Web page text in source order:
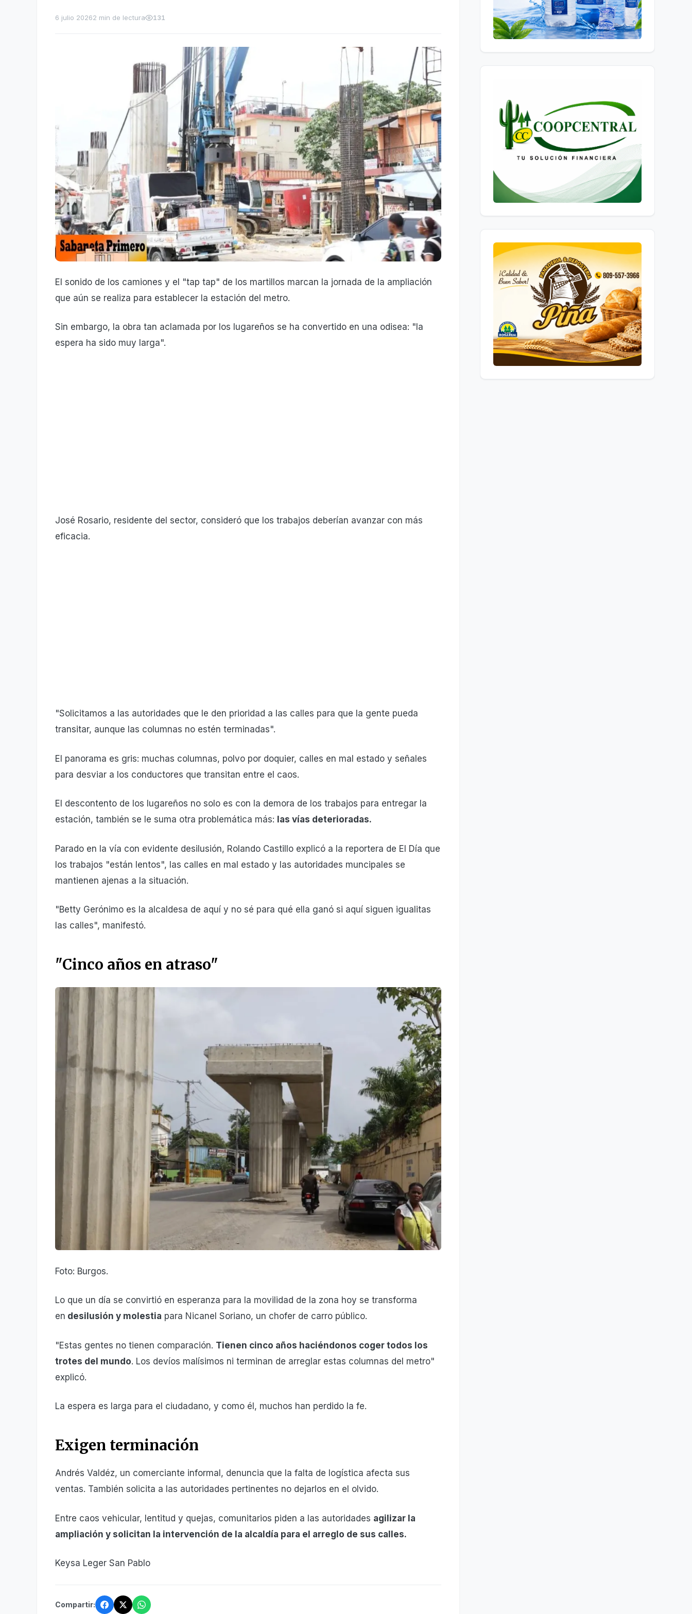
6 julio 20262 min de lectura 131
El sonido de los camiones y el "tap tap" de los martillos marcan la jornada de la ampliación
que aún se realiza para establecer la estación del metro.
Sin embargo, la obra tan aclamada por los lugareños se ha convertido en una odisea: "la
espera ha sido muy larga".
José Rosario, residente del sector, consideró que los trabajos deberían avanzar con más
eficacia.
"Solicitamos a las autoridades que le den prioridad a las calles para que la gente pueda
transitar, aunque las columnas no estén terminadas".
El panorama es gris: muchas columnas, polvo por doquier, calles en mal estado y señales
para desviar a los conductores que transitan entre el caos.
El descontento de los lugareños no solo es con la demora de los trabajos para entregar la
estación, también se le suma otra problemática más: las vías deterioradas.
Parado en la vía con evidente desilusión, Rolando Castillo explicó a la reportera de El Día que
los trabajos "están lentos", las calles en mal estado y las autoridades muncipales se
mantienen ajenas a la situación.
"Betty Gerónimo es la alcaldesa de aquí y no sé para qué ella ganó si aquí siguen igualitas
las calles", manifestó.
"Cinco años en atraso"
Foto: Burgos.
Lo que un día se convirtió en esperanza para la movilidad de la zona hoy se transforma
en desilusión y molestia para Nicanel Soriano, un chofer de carro público.
"Estas gentes no tienen comparación. Tienen cinco años haciéndonos coger todos los
trotes del mundo. Los devíos malísimos ni terminan de arreglar estas columnas del metro"
explicó.
La espera es larga para el ciudadano, y como él, muchos han perdido la fe.
Exigen terminación
Andrés Valdéz, un comerciante informal, denuncia que la falta de logística afecta sus
ventas. También solicita a las autoridades pertinentes no dejarlos en el olvido.
Entre caos vehicular, lentitud y quejas, comunitarios piden a las autoridades agilizar la
ampliación y solicitan la intervención de la alcaldía para el arreglo de sus calles.
Keysa Leger San Pablo
Compartir: